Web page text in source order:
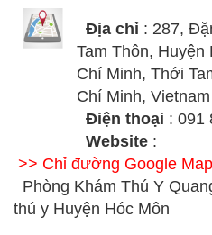
Địa chỉ : 287,
Tam Thôn, Huyện
Chí Minh, Thới
Chí Minh, Vietnam
Điện thoại : 091
Website :
>> Chỉ đường Google
Phòng Khám Thú Y
thú y Huyện Hóc Môn